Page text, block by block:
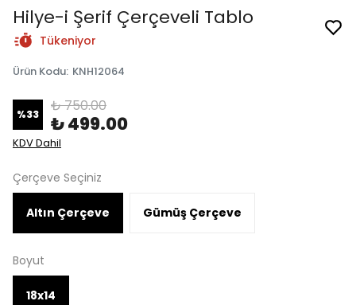
Hilye-i Şerif Çerçeveli Tablo
Tükeniyor
Ürün Kodu: KNH12064
%33 ₺ 750.00
₺ 499.00
KDV Dahil
Çerçeve Seçiniz
Altın Çerçeve Gümüş Çerçeve
Boyut
18x14